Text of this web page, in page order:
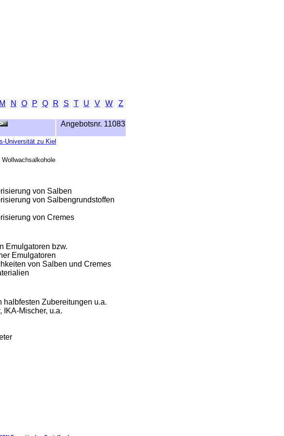
M N O P Q R S T U V W Z
Angebotsnr. 11083
Universität zu Kiel
von Salben
von Salbengrundstoffen
von Cremes
Emulgatoren bzw.
Emulgatoren
von Salben und Cremes
halbfesten Zubereitungen u.a.
IKA-Mischer, u.a.